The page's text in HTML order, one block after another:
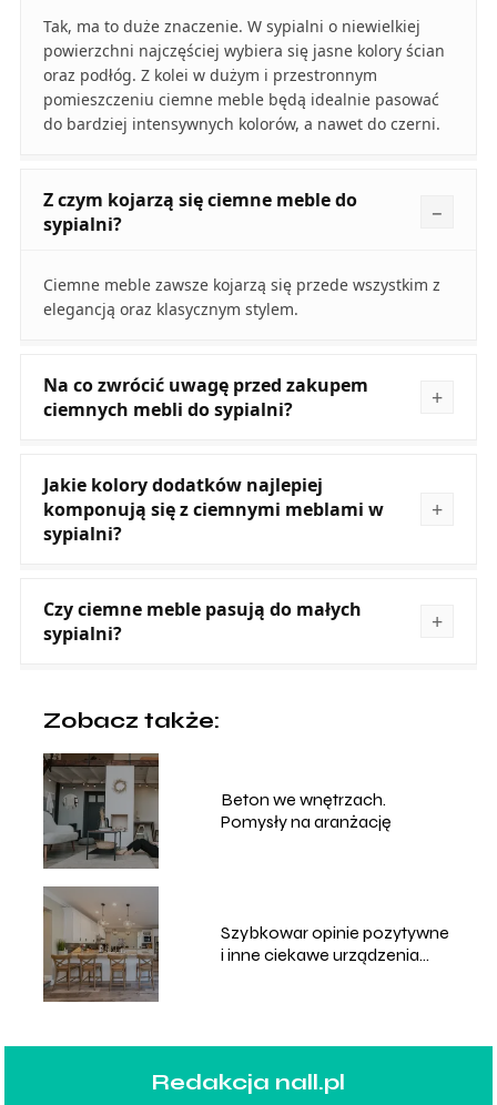
Tak, ma to duże znaczenie. W sypialni o niewielkiej
powierzchni najczęściej wybiera się jasne kolory ścian
oraz podłóg. Z kolei w dużym i przestronnym
pomieszczeniu ciemne meble będą idealnie pasować
do bardziej intensywnych kolorów, a nawet do czerni.
Z czym kojarzą się ciemne meble do
sypialni?
Ciemne meble zawsze kojarzą się przede wszystkim z
elegancją oraz klasycznym stylem.
Na co zwrócić uwagę przed zakupem
ciemnych mebli do sypialni?
Jakie kolory dodatków najlepiej
komponują się z ciemnymi meblami w
sypialni?
Czy ciemne meble pasują do małych
sypialni?
Zobacz także:
Beton we wnętrzach.
Pomysły na aranżację
Szybkowar opinie pozytywne
i inne ciekawe urządzenia
Redakcja nall.pl